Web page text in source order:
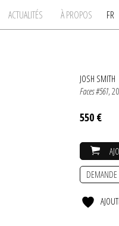
ACTUALITÉS À PROPOS FR
JOSH SMITH
Faces #561,
550 €